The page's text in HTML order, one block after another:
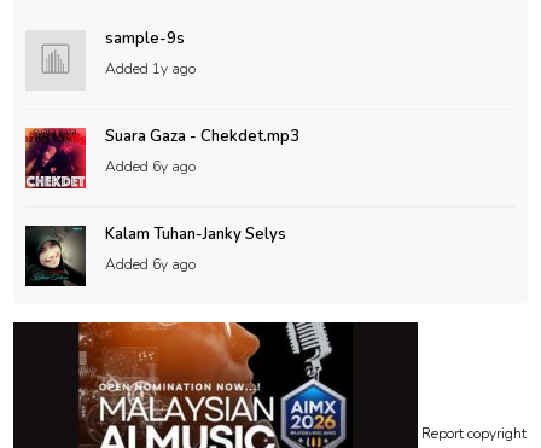
sample-9s
Added 1y ago
Suara Gaza - Chekdet.mp3
Added 6y ago
Kalam Tuhan-Janky Selys
Added 6y ago
Report copyright